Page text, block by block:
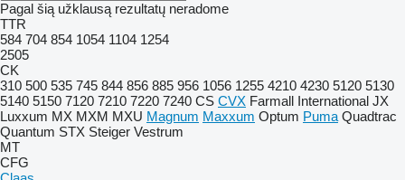
Pagal šią užklausą rezultatų neradome
TTR
584 704 854 1054 1104 1254
2505
CK
310 500 535 745 844 856 885 956 1056 1255 4210 4230 5120 5130
5140 5150 7120 7210 7220 7240 CS CVX Farmall International JX
Luxxum MX MXM MXU Magnum Maxxum Optum Puma Quadtrac
Quantum STX Steiger Vestrum
MT
CFG